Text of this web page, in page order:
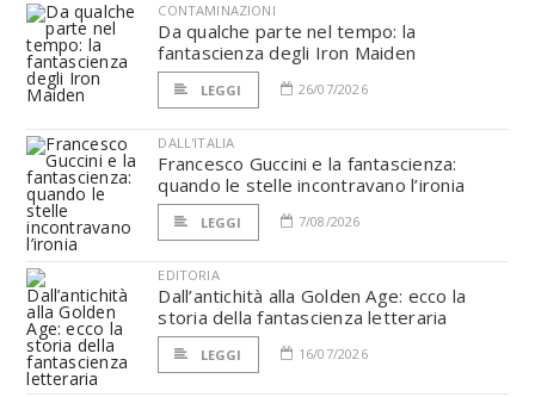
CONTAMINAZIONI
Da qualche parte nel tempo: la
fantascienza degli Iron Maiden
LEGGI 26/07/2026
DALL'ITALIA
Francesco Guccini e la fantascienza:
quando le stelle incontravano l’ironia
LEGGI 7/08/2026
EDITORIA
Dall’antichità alla Golden Age: ecco la
storia della fantascienza letteraria
LEGGI 16/07/2026